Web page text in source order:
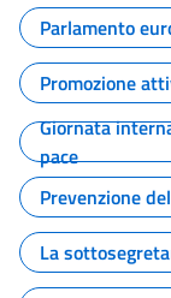
Parlamento
Promozione
Giornata
pace
Prevenzione
La